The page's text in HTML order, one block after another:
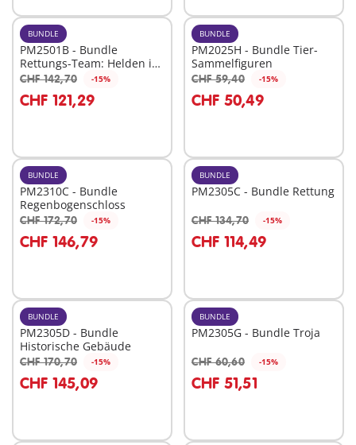
BUNDLE
PM2501B - Bundle
Rettungs-Team: Helden im
Einsatz
CHF 142,70 -15%
CHF 121,29
In den Warenkorb
BUNDLE
PM2025H - Bundle Tier-
Sammelfiguren
CHF 59,40 -15%
CHF 50,49
In den Warenkorb
BUNDLE
PM2310C - Bundle
Regenbogenschloss
CHF 172,70 -15%
CHF 146,79
In den Warenkorb
BUNDLE
PM2305C - Bundle Rettung
CHF 134,70 -15%
CHF 114,49
In den Warenkorb
BUNDLE
PM2305D - Bundle
Historische Gebäude
CHF 170,70 -15%
CHF 145,09
In den Warenkorb
BUNDLE
PM2305G - Bundle Troja
CHF 60,60 -15%
CHF 51,51